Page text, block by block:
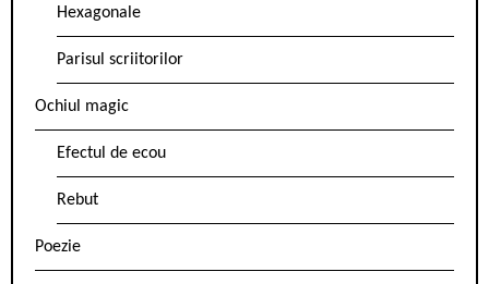
Hexagonale
Parisul scriitorilor
Ochiul magic
Efectul de ecou
Rebut
Poezie